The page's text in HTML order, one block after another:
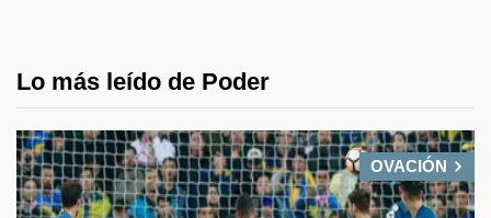
Lo más leído de Poder
OVACIÓN